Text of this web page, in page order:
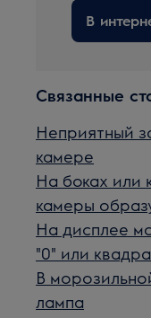
В
Связанные
Неприятный
камере
На боках или
камеры
На дисплее
"0" или
В
лампа